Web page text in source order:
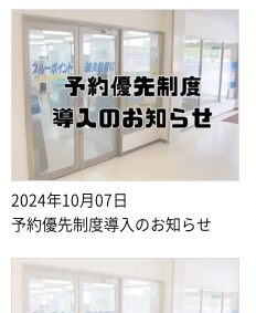
2024年10月07日
予約優先制度導入のお知らせ